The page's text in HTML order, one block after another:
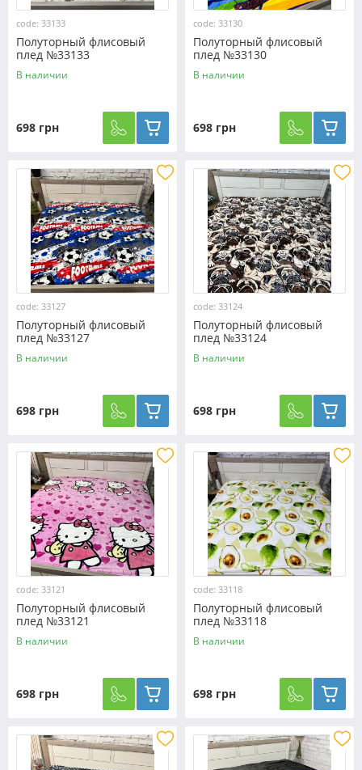
code: 33133
Полуторный флисовый
плед №33133
В наличии
698 грн
code: 33130
Полуторный флисовый
плед №33130
В наличии
698 грн
code: 33127
Полуторный флисовый
плед №33127
В наличии
698 грн
code: 33124
Полуторный флисовый
плед №33124
В наличии
698 грн
code: 33121
Полуторный флисовый
плед №33121
В наличии
698 грн
code: 33118
Полуторный флисовый
плед №33118
В наличии
698 грн